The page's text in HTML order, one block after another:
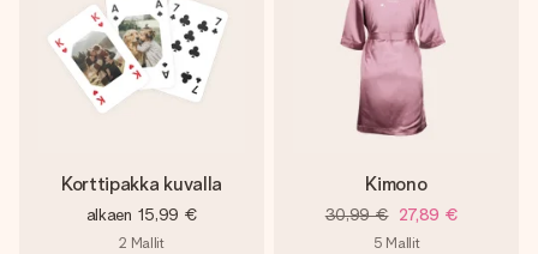
Korttipakka kuvalla
alkaen 15,99 €
2 Mallit
Kimono
30,99 € 27,89 €
5 Mallit